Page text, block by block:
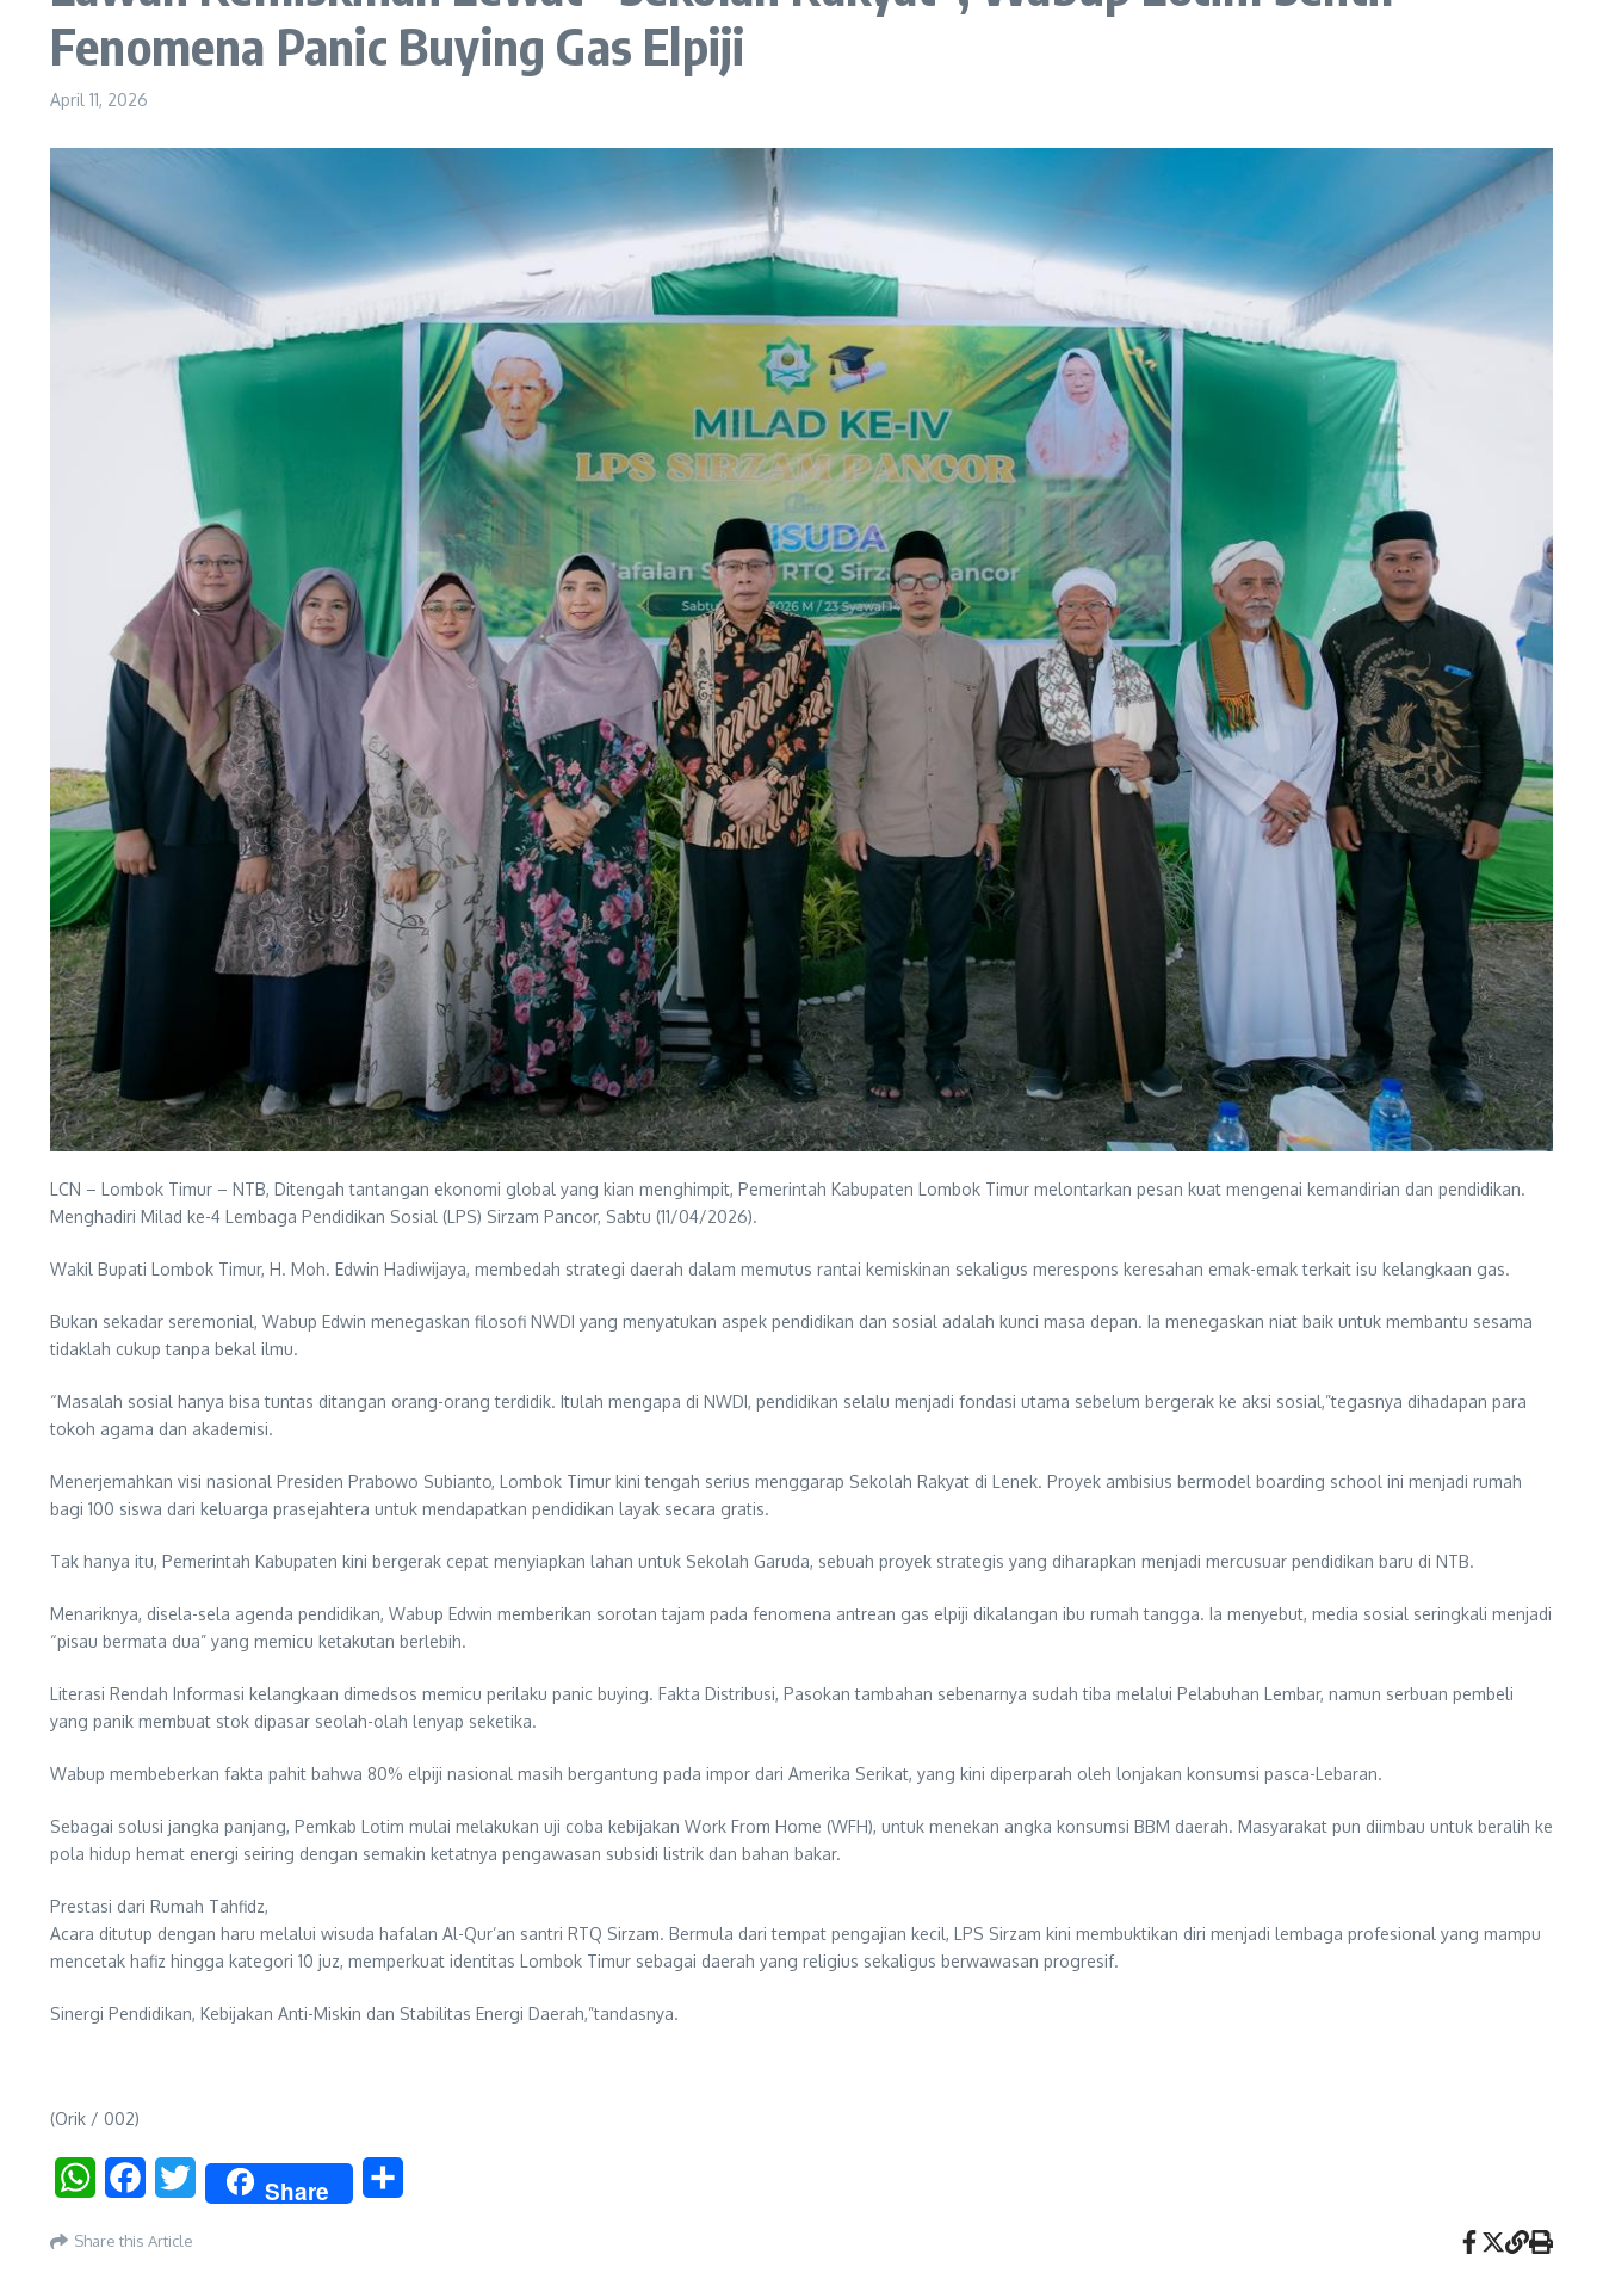
Fenomena Panic Buying Gas Elpiji
April 11, 2026
LCN – Lombok Timur – NTB, Ditengah tantangan ekonomi global yang kian menghimpit, Pemerintah Kabupaten Lombok Timur melontarkan pesan kuat mengenai kemandirian dan pendidikan.
Menghadiri Milad ke-4 Lembaga Pendidikan Sosial (LPS) Sirzam Pancor, Sabtu (11/04/2026).
Wakil Bupati Lombok Timur, H. Moh. Edwin Hadiwijaya, membedah strategi daerah dalam memutus rantai kemiskinan sekaligus merespons keresahan emak-emak terkait isu kelangkaan gas.
Bukan sekadar seremonial, Wabup Edwin menegaskan filosofi NWDI yang menyatukan aspek pendidikan dan sosial adalah kunci masa depan. Ia menegaskan niat baik untuk membantu sesama
tidaklah cukup tanpa bekal ilmu.
“Masalah sosial hanya bisa tuntas ditangan orang-orang terdidik. Itulah mengapa di NWDI, pendidikan selalu menjadi fondasi utama sebelum bergerak ke aksi sosial,”tegasnya dihadapan para
tokoh agama dan akademisi.
Menerjemahkan visi nasional Presiden Prabowo Subianto, Lombok Timur kini tengah serius menggarap Sekolah Rakyat di Lenek. Proyek ambisius bermodel boarding school ini menjadi rumah
bagi 100 siswa dari keluarga prasejahtera untuk mendapatkan pendidikan layak secara gratis.
Tak hanya itu, Pemerintah Kabupaten kini bergerak cepat menyiapkan lahan untuk Sekolah Garuda, sebuah proyek strategis yang diharapkan menjadi mercusuar pendidikan baru di NTB.
Menariknya, disela-sela agenda pendidikan, Wabup Edwin memberikan sorotan tajam pada fenomena antrean gas elpiji dikalangan ibu rumah tangga. Ia menyebut, media sosial seringkali menjadi
“pisau bermata dua” yang memicu ketakutan berlebih.
Literasi Rendah Informasi kelangkaan dimedsos memicu perilaku panic buying. Fakta Distribusi, Pasokan tambahan sebenarnya sudah tiba melalui Pelabuhan Lembar, namun serbuan pembeli
yang panik membuat stok dipasar seolah-olah lenyap seketika.
Wabup membeberkan fakta pahit bahwa 80% elpiji nasional masih bergantung pada impor dari Amerika Serikat, yang kini diperparah oleh lonjakan konsumsi pasca-Lebaran.
Sebagai solusi jangka panjang, Pemkab Lotim mulai melakukan uji coba kebijakan Work From Home (WFH), untuk menekan angka konsumsi BBM daerah. Masyarakat pun diimbau untuk beralih ke
pola hidup hemat energi seiring dengan semakin ketatnya pengawasan subsidi listrik dan bahan bakar.
Prestasi dari Rumah Tahfidz,
Acara ditutup dengan haru melalui wisuda hafalan Al-Qur’an santri RTQ Sirzam. Bermula dari tempat pengajian kecil, LPS Sirzam kini membuktikan diri menjadi lembaga profesional yang mampu
mencetak hafiz hingga kategori 10 juz, memperkuat identitas Lombok Timur sebagai daerah yang religius sekaligus berwawasan progresif.
Sinergi Pendidikan, Kebijakan Anti-Miskin dan Stabilitas Energi Daerah,”tandasnya.
(Orik / 002)
WhatsAppFacebookTwitter Share
Share this Article